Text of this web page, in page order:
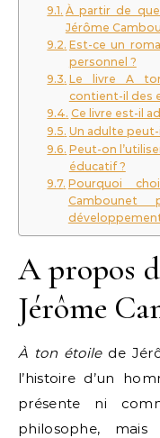
À partir de
Jérôme
Est-ce un
personnel ?
Le livre A
contient-il des
Ce livre est-il
Un adulte
Peut-on
éducatif ?
Pourquoi
A propos
Jérôme
À ton étoile de
l’histoire d’un
présente ni
philosophe,